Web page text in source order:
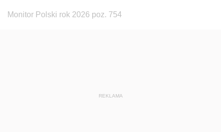
Monitor Polski rok 2026 poz. 754
REKLAMA